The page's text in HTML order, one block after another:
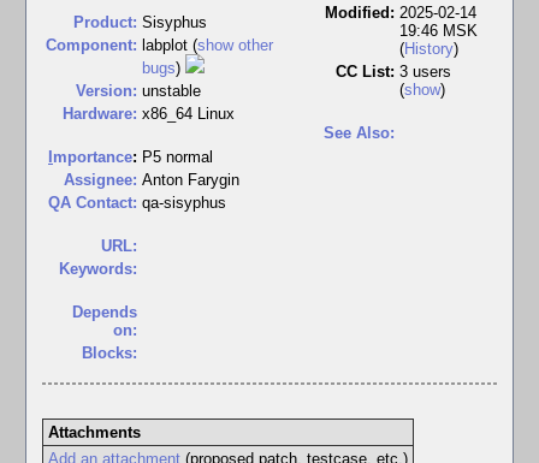
Product: Sisyphus
Component: labplot (show other
bugs)
Version: unstable
Hardware: x86_64 Linux
mportance: P5 normal
Assignee: Anton Farygin
QA Contact: qa-sisyphus
URL:
Keywords:
Depends
on:
Blocks:
Modified: 2025-02-14
19:46 MSK
(History)
CC List: 3 users
(show)
See Also:
Attachments
Add an attachment(proposed patch, testcase, etc.)